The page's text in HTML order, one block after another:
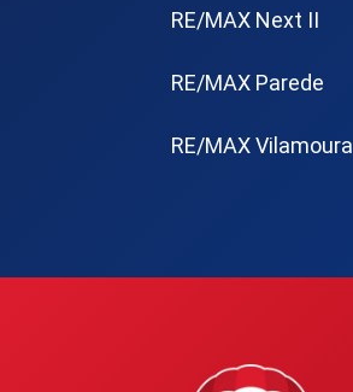
RE/MAX Next II
RE/MAX Parede
RE/MAX Vilamoura